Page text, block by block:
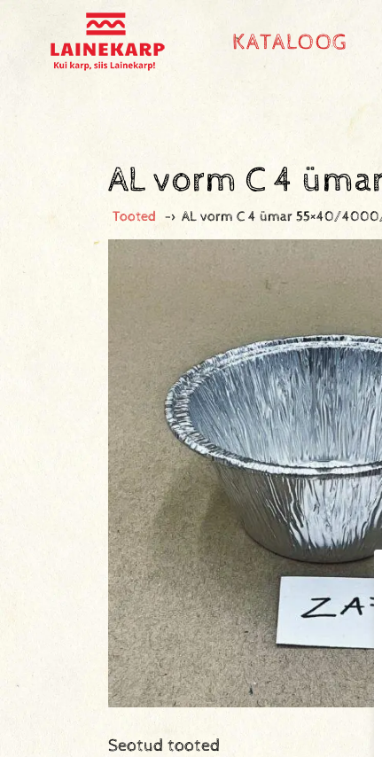
KATALOOG
AL vorm C 4
Tooted -> AL vorm C 4 ümar 55×40/
Seotud tooted